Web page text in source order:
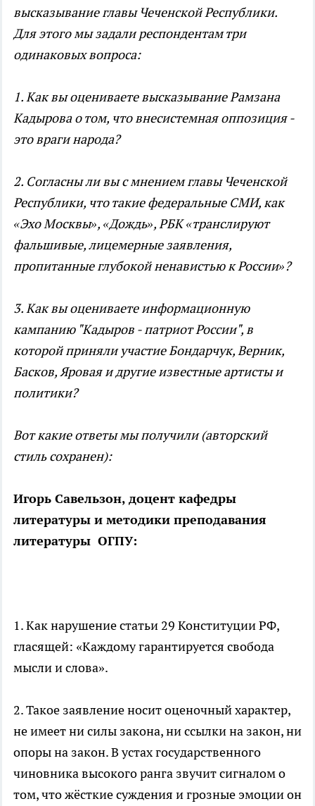
высказывание главы Чеченской Республики.
Для этого мы задали респондентам три
одинаковых вопроса:
1. Как вы оцениваете высказывание Рамзана
Кадырова о том, что внесистемная оппозиция -
это враги народа?
2. Согласны ли вы с мнением главы Чеченской
Республики, что такие федеральные СМИ, как
«Эхо Москвы», «Дождь», РБК «транслируют
фальшивые, лицемерные заявления,
пропитанные глубокой ненавистью к России»?
3. Как вы оцениваете информационную
кампанию "Кадыров - патриот России", в
которой приняли участие Бондарчук, Верник,
Басков, Яровая и другие известные артисты и
политики?
Вот какие ответы мы получили (авторский
стиль сохранен):
Игорь Савельзон, доцент кафедры
литературы и методики преподавания
литературы ОГПУ:
1. Как нарушение статьи 29 Конституции РФ,
гласящей: «Каждому гарантируется свобода
мысли и слова».
2. Такое заявление носит оценочный характер,
не имеет ни силы закона, ни ссылки на закон, ни
опоры на закон. В устах государственного
чиновника высокого ранга звучит сигналом о
том, что жёсткие суждения и грозные эмоции он